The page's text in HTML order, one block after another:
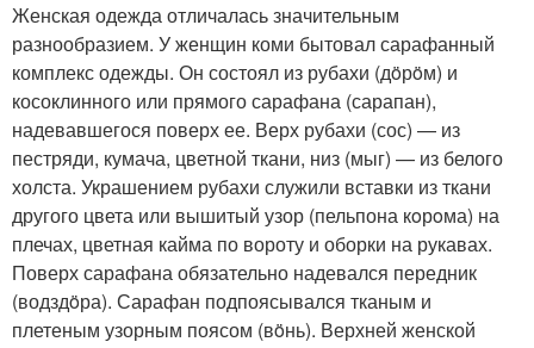
Женская одежда отличалась значительным
разнообразием. У женщин коми бытовал сарафанный
комплекс одежды. Он состоял из рубахи (дöрöм) и
косоклинного или прямого сарафана (сарапан),
надевавшегося поверх ее. Верх рубахи (сос) — из
пестряди, кумача, цветной ткани, низ (мыг) — из белого
холста. Украшением рубахи служили вставки из ткани
другого цвета или вышитый узор (пельпона кoрoма) на
плечах, цветная кайма по вороту и оборки на рукавах.
Поверх сарафана обязательно надевался передник
(водздöра). Сарафан подпоясывался тканым и
плетеным узорным поясом (вöнь). Верхней женской